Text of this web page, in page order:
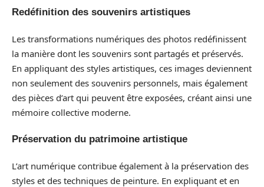
Redéfinition des souvenirs artistiques
Les transformations numériques des photos redéfinissent
la manière dont les souvenirs sont partagés et préservés.
En appliquant des styles artistiques, ces images deviennent
non seulement des souvenirs personnels, mais également
des pièces d’art qui peuvent être exposées, créant ainsi une
mémoire collective moderne.
Préservation du patrimoine artistique
L’art numérique contribue également à la préservation des
styles et des techniques de peinture. En expliquant et en